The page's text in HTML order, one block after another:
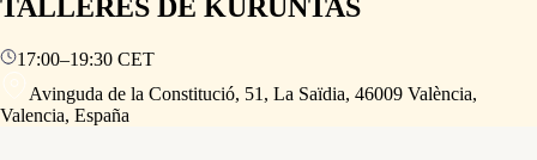
TALLERES DE KURUNTAS
17:00–19:30 CET
Avinguda de la Constitució, 51, La Saïdia, 46009 València,
Valencia, España